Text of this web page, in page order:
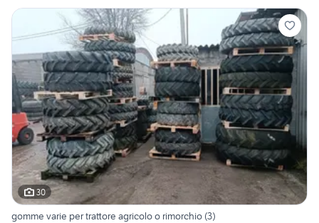
30
gomme varie per trattore agricolo o rimorchio (3)